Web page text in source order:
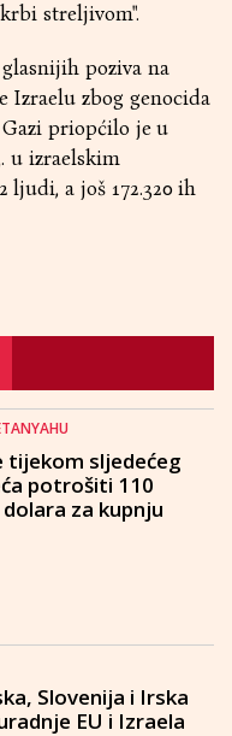
streljivom".
poziva na
Izraelu zbog genocida
priopćilo je u
u izraelskim
ljudi, a još 172.320 ih
tijekom sljedećeg
potrošiti 110
za kupnju
Slovenija i Irska
EU i Izraela